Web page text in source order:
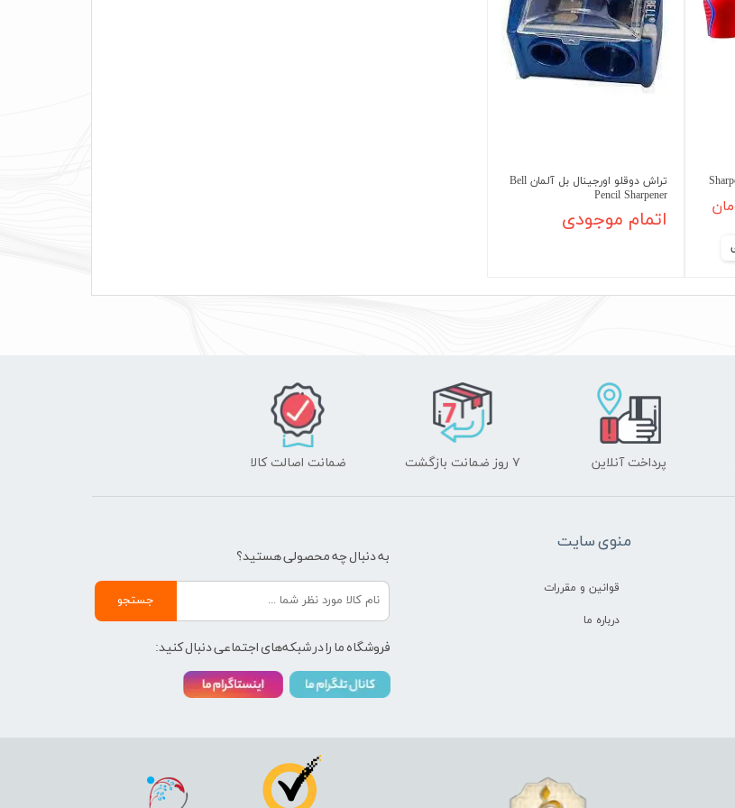
تراش دوقلو اورجینال بل آلمان Bell
Pencil Sharpener
اتمام موجودی
پرداخت آنلاین ۷ روز ضمانت بازگشت ضمانت اصالت کالا
منوی سایت
قوانین و مقررات
درباره ما
به دنبال چه محصولی هستید؟
جستجو
فروشگاه ما را در شبکه‌های اجتماعی دنبال کنید: